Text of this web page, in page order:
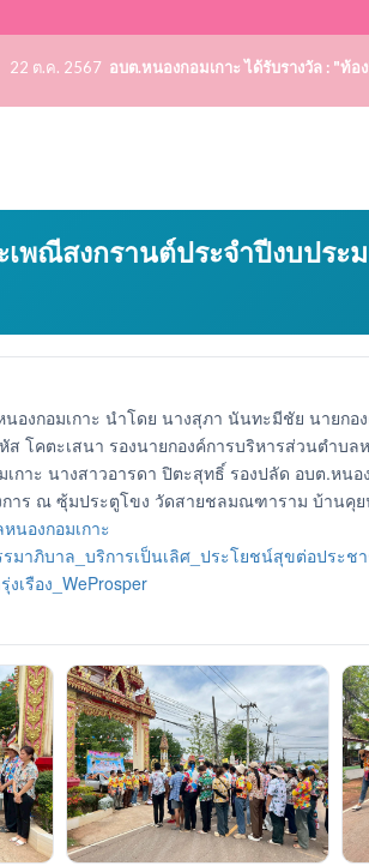
22 ต.ค. 2567 อบต.หนองกอมเกาะ ได้รับรางวัล : "ท้
เพณีสงกรานต์ประจำปีงบประ
องกอมเกาะ นำโดย นางสุภา นันทะมีชัย นายก
ส โคตะเสนา รองนายกองค์การบริหารส่วนตำ
กาะ นางสาวอารดา ปิตะสุทธิ์ รองปลัด อบต.หน
การ ณ ซุ้มประตูโขง วัดสายชลมณฑาราม บ้านคุย
นองกอมเกาะ
มาภิบาล_บริการเป็นเลิศ_ประโยชน์สุขต่อประช
งเรือง_WeProsper